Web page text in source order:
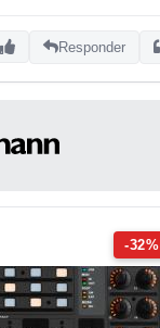
Responder
-32%